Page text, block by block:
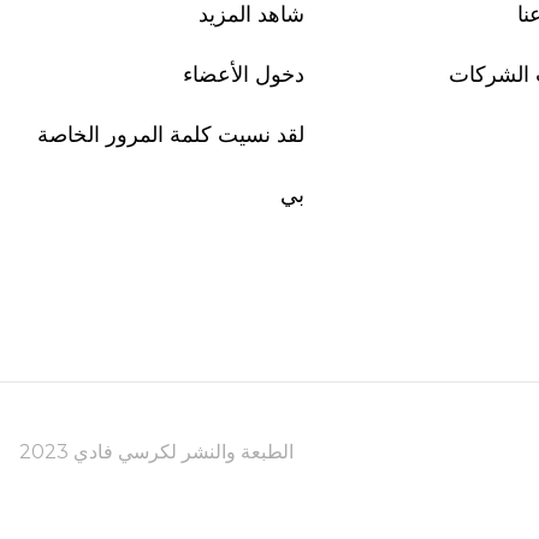
الشركات
شاهد المزيد
دخول الأعضاء
لقد نسيت كلمة المرور الخاصة
بي
2023 الطبعة والنشر لكرسي فادي